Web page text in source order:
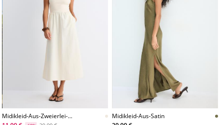
Midikleid-Aus-Zweierlei-
Midikleid-Aus-Satin